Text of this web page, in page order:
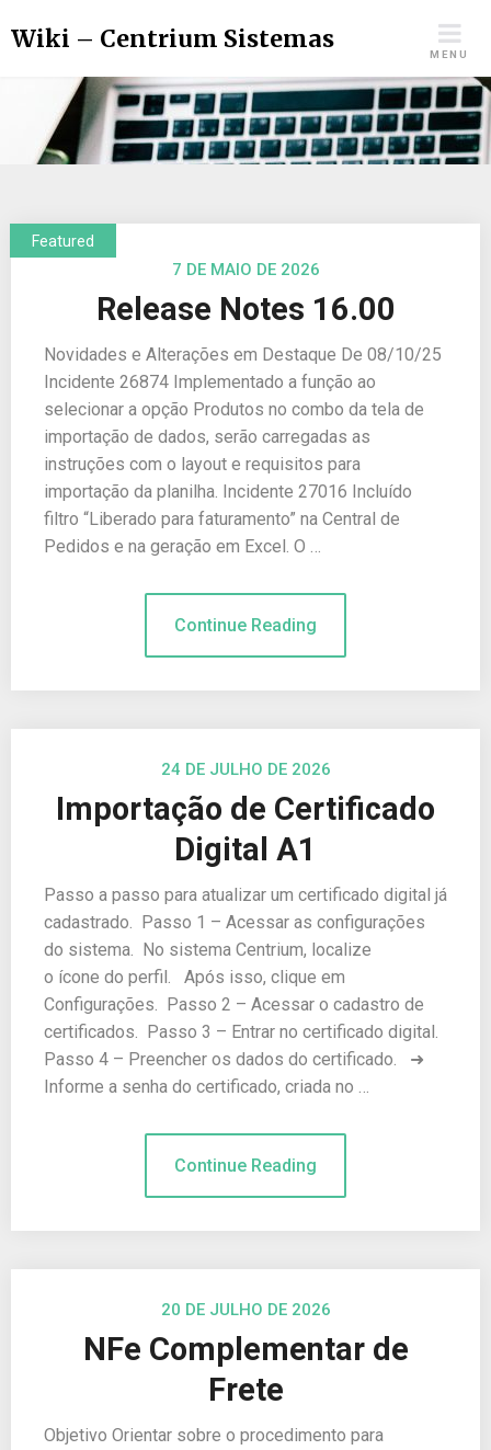
Wiki – Centrium Sistemas
MENU
7 DE MAIO DE 2026
Release Notes 16.00
Novidades e Alterações em Destaque De 08/10/25
Incidente 26874 Implementado a função ao
selecionar a opção Produtos no combo da tela de
importação de dados, serão carregadas as
instruções com o layout e requisitos para
importação da planilha. Incidente 27016 Incluído
filtro “Liberado para faturamento” na Central de
Pedidos e na geração em Excel. O …
Continue Reading
24 DE JULHO DE 2026
Importação de Certificado
Digital A1
Passo a passo para atualizar um certificado digital já
cadastrado. Passo 1 – Acessar as configurações
do sistema. No sistema Centrium, localize
o ícone do perfil. Após isso, clique em
Configurações. Passo 2 – Acessar o cadastro de
certificados. Passo 3 – Entrar no certificado digital.
Passo 4 – Preencher os dados do certificado. ➜
Informe a senha do certificado, criada no …
Continue Reading
20 DE JULHO DE 2026
NFe Complementar de
Frete
Objetivo Orientar sobre o procedimento para